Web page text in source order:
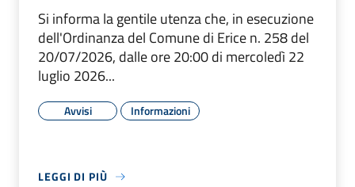
Si informa la gentile utenza che, in esecuzione
dell'Ordinanza del Comune di Erice n. 258 del
20/07/2026, dalle ore 20:00 di mercoledì 22
luglio 2026...
Avvisi Informazioni
LEGGI DI PIÙ